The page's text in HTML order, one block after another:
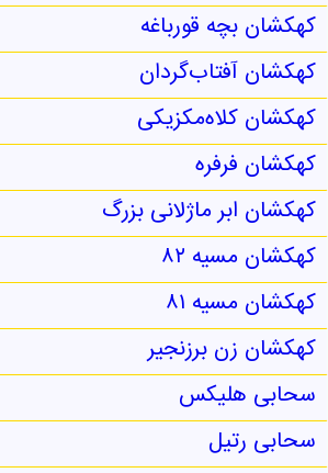
کهکشان بچه قورباغه
کهکشان آفتاب‌گردان
کهکشان کلاه‌مکزیکی
کهکشان فرفره
کهکشان ابر ماژلانی بزرگ
کهکشان مسیه ۸۲
کهکشان مسیه ۸۱
کهکشان زن برزنجیر
سحابی هلیکس
سحابی رتیل